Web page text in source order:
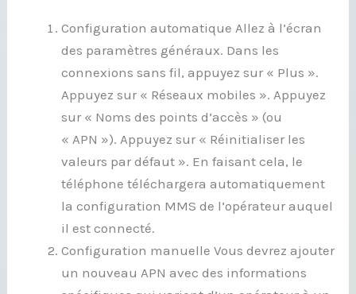
Configuration automatique Allez à l’écran
des paramètres généraux. Dans les
connexions sans fil, appuyez sur « Plus ».
Appuyez sur « Réseaux mobiles ». Appuyez
sur « Noms des points d’accès » (ou
« APN »). Appuyez sur « Réinitialiser les
valeurs par défaut ». En faisant cela, le
téléphone téléchargera automatiquement
la configuration MMS de l’opérateur auquel
il est connecté.
Configuration manuelle Vous devrez ajouter
un nouveau APN avec des informations